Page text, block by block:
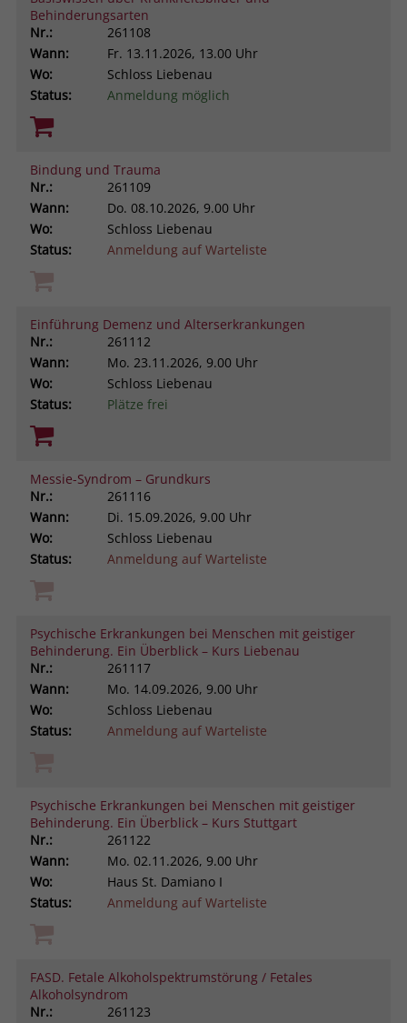
Behinderungsarten
Nr.:
261108
Wann:
Fr. 13.11.2026, 13.00 Uhr
Wo:
Schloss Liebenau
Status:
Anmeldung möglich
Bindung und Trauma
Nr.:
261109
Wann:
Do. 08.10.2026, 9.00 Uhr
Wo:
Schloss Liebenau
Status:
Anmeldung auf Warteliste
Einführung Demenz und Alterserkrankungen
Nr.:
261112
Wann:
Mo. 23.11.2026, 9.00 Uhr
Wo:
Schloss Liebenau
Status:
Plätze frei
Messie-Syndrom – Grundkurs
Nr.:
261116
Wann:
Di. 15.09.2026, 9.00 Uhr
Wo:
Schloss Liebenau
Status:
Anmeldung auf Warteliste
Psychische Erkrankungen bei Menschen mit geistiger
Behinderung. Ein Überblick – Kurs Liebenau
Nr.:
261117
Wann:
Mo. 14.09.2026, 9.00 Uhr
Wo:
Schloss Liebenau
Status:
Anmeldung auf Warteliste
Psychische Erkrankungen bei Menschen mit geistiger
Behinderung. Ein Überblick – Kurs Stuttgart
Nr.:
261122
Wann:
Mo. 02.11.2026, 9.00 Uhr
Wo:
Haus St. Damiano I
Status:
Anmeldung auf Warteliste
FASD. Fetale Alkoholspektrumstörung / Fetales
Alkoholsyndrom
Nr.:
261123
Name
Anbieter stiftung-liebenau.de
Laufzeit
Zweck
allen Seitenanfragen bei.
Zweck
Browsers und die Einstellungen
exklusiv für diese Website zu speichern.
Dadurch wird gewährleistet, dass
Aktionen, die bei späteren Besuchen
derselben Website durchgeführt
Name _clsk
Anbieter www.clarity.ms
Laufzeit
Zweck
um die Seitenaufrufe eines Benutzers
zu speichern und in einer einzigen
Sitzungsaufzeichnung
zusammenzufassen.